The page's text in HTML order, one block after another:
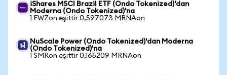
iShares MSCI Brazil ETF (Ondo Tokenized)'dan
Moderna (Ondo Tokenized)'na
1 EWZon eşittir 0,597073 MRNAon
NuScale Power (Ondo Tokenized)'dan Moderna
(Ondo Tokenized)'na
1 SMRon eşittir 0,165209 MRNAon